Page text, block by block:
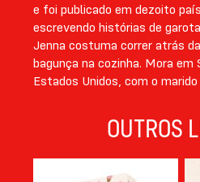
e foi publicado em dezoito
escrevendo histórias de
Jenna costuma correr atrás
bagunça na cozinha. Mora
Estados Unidos, com o
OUTROS